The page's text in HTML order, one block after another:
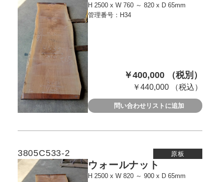
H 2500 x W 760 ～ 820 x D 65mm
管理番号：H34
￥400,000 （税別）
￥440,000 （税込）
問い合わせリストに追加
3805C533-2 原板
ウォールナット
H 2500 x W 820 ～ 900 x D 65mm